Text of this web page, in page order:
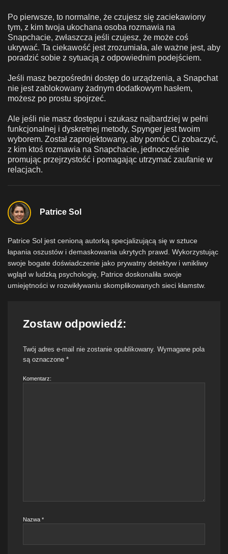
Po pierwsze, to normalne, że czujesz się zaciekawiony
tym, z kim twoja ukochana osoba rozmawia na
Snapchacie, zwłaszcza jeśli czujesz, że może coś
ukrywać. Ta ciekawość jest zrozumiała, ale ważne jest, aby
poradzić sobie z sytuacją z odpowiednim podejściem.
Jeśli masz bezpośredni dostęp do urządzenia, a Snapchat
nie jest zablokowany żadnym dodatkowym hasłem,
możesz po prostu spojrzeć.
Ale jeśli nie masz dostępu i szukasz najbardziej w pełni
funkcjonalnej i dyskretnej metody, Spynger jest twoim
wyborem. Został zaprojektowany, aby pomóc Ci zobaczyć,
z kim ktoś rozmawia na Snapchacie, jednocześnie
promując przejrzystość i pomagając utrzymać zaufanie w
relacjach.
Patrice Sol
Patrice Sol jest cenioną autorką specjalizującą się w sztuce
łapania oszustów i demaskowania ukrytych prawd. Wykorzystując
swoje bogate doświadczenie jako prywatny detektyw i wnikliwy
wgląd w ludzką psychologię, Patrice doskonaliła swoje
umiejętności w rozwikływaniu skomplikowanych sieci kłamstw.
Zostaw odpowiedź:
Twój adres e-mail nie zostanie opublikowany. Wymagane pola
są oznaczone *
Komentarz:
Nazwa *